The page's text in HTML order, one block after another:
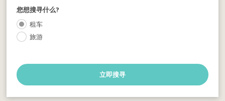
您想搜寻什么?
租车
旅游